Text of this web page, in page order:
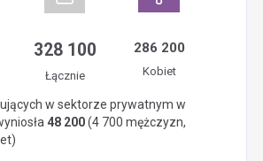
328 100
Łącznie
286 200
Kobiet
w sektorze prywatnym w
48 200(4 700 mężczyzn,